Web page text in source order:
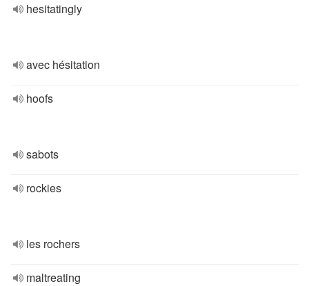
hesitatingly
avec hésitation
hoofs
sabots
rockies
les rochers
maltreating